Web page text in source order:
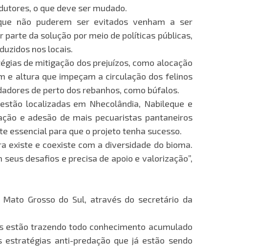
o que deve ser mudado.
não puderem ser evitados venham a ser
da solução por meio de políticas públicas,
nos locais.
de mitigação dos prejuízos, como alocação
e altura que impeçam a circulação dos felinos
de perto dos rebanhos, como búfalos.
localizadas em Nhecolândia, Nabileque e
e adesão de mais pecuaristas pantaneiros
essencial para que o projeto tenha sucesso.
existe e coexiste com a diversidade do bioma.
desafios e precisa de apoio e valorização”,
Grosso do Sul, através do secretário da
estão trazendo todo conhecimento acumulado
anti-predação que já estão sendo